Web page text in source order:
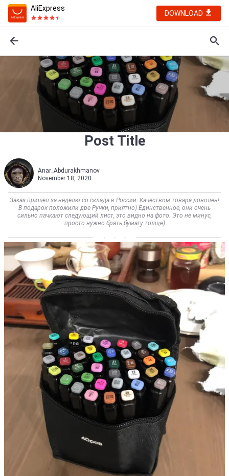
AliExpress
DOWNLOAD
Post Title
Anar_Abdurakhmanov
November 18, 2020
Заказ пришёл за неделю со склада в России. Качеством товара доволен!
В подарок положили две Ручки, приятно) Единственное, они очень
сильно пачкают следующий лист, это видно на фото. Это не минус,
просто нужно брать бумагу толще)